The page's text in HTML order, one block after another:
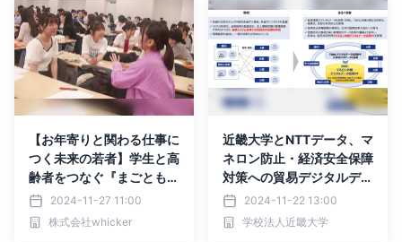
【お年寄りと関わる仕事に
つく未来の若者】学生と高
齢者をつなぐ『まごとも』
と京都橘大学との共同研究
が公式サイトで公開！
2024-11-27 11:00
株式会社whicker
近畿大学とNTTデータ、マ
ネロン防止・経済安全保障
対策への貿易デジタルデー
タ活用について共同研究を
スタート ～産官学連携の
取り組み推進により、新た
2024-11-22 13:00
学校法人近畿大学